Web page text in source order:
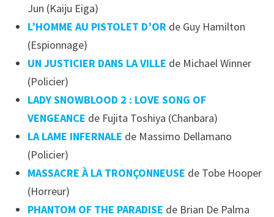
Jun (Kaiju Eiga)
L’HOMME AU PISTOLET D’OR de Guy Hamilton
(Espionnage)
UN JUSTICIER DANS LA VILLE de Michael Winner
(Policier)
LADY SNOWBLOOD 2 : LOVE SONG OF
VENGEANCE de Fujita Toshiya (Chanbara)
LA LAME INFERNALE de Massimo Dellamano
(Policier)
MASSACRE À LA TRONÇONNEUSE de Tobe Hooper
(Horreur)
PHANTOM OF THE PARADISE de Brian De Palma